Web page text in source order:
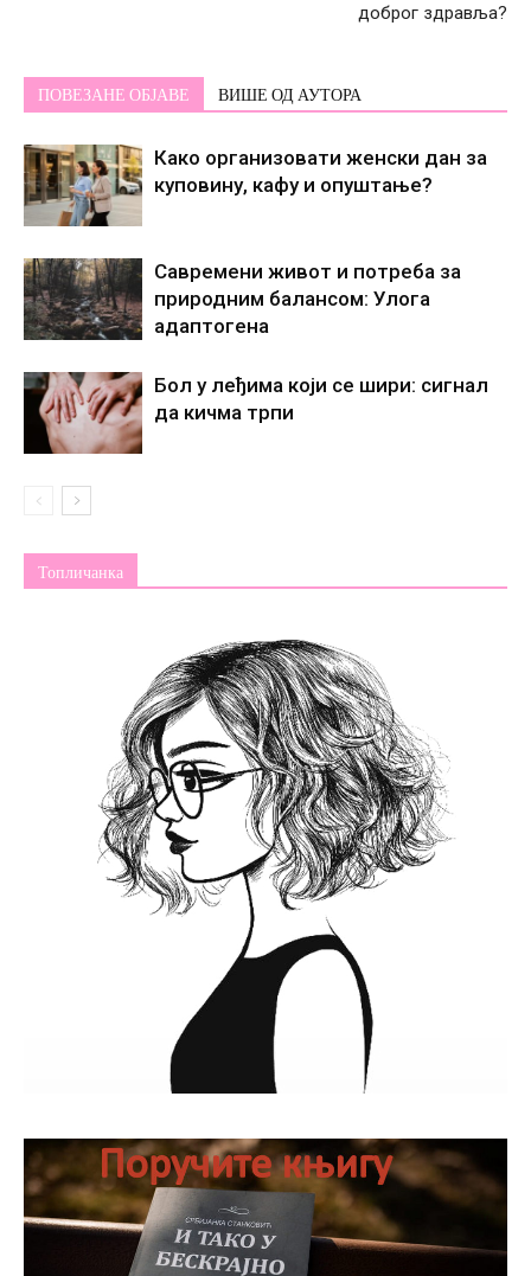
доброг здравља?
ПОВЕЗАНЕ ОБЈАВЕ ВИШЕ ОД АУТОРА
Како организовати женски дан за
куповину, кафу и опуштање?
Савремени живот и потреба за
природним балансом: Улога
адаптогена
Бол у леђима који се шири: сигнал
да кичма трпи
Топличанка